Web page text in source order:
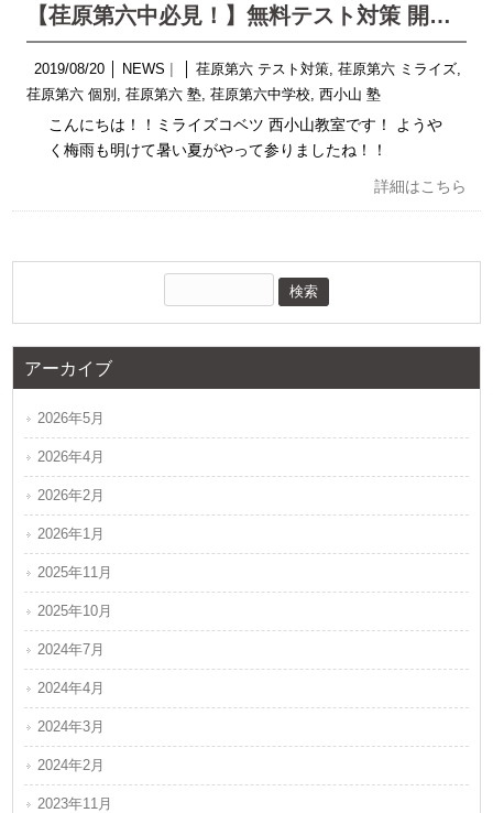
【荏原第六中必見！】無料テスト対策 開催！！
2019/08/20│ NEWS 荏原第六 テスト対策, 荏原第六 ミライズ,
荏原第六 個別 荏原第六 塾, 荏原第六中学校 西小山 塾
こんにちは！！ミライズコベツ 西小山教室です！ ようや
く梅雨も明けて暑い夏がやって参りましたね！！
詳細はこちら
アーカイブ
2026年5月
2026年4月
2026年2月
2026年1月
2025年11月
2025年10月
2024年7月
2024年4月
2024年3月
2024年2月
2023年11月